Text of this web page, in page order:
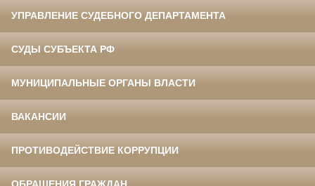
УПРАВЛЕНИЕ СУДЕБНОГО ДЕПАРТАМЕНТА
СУДЫ СУБЪЕКТА РФ
МУНИЦИПАЛЬНЫЕ ОРГАНЫ ВЛАСТИ
ВАКАНСИИ
ПРОТИВОДЕЙСТВИЕ КОРРУПЦИИ